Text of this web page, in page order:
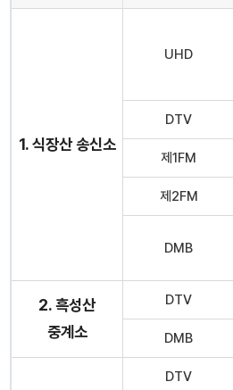
1. 식장산 송신소
UHD
DTV
제1FM
제2FM
DMB
2. 흑성산
중계소
DTV
DMB
DTV